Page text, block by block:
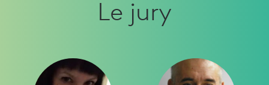
Le jury